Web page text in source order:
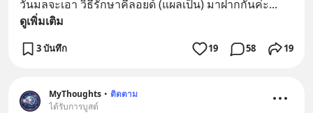
วันมลจะเอา วิธีรักษาคีลอยด์ (แผลเป็น) มาฝากกันค่ะ...
ดูเพิ่มเติม
3 บันทึก 19 58 19
MyThoughts • ติดตาม
ได้รับการบูสต์